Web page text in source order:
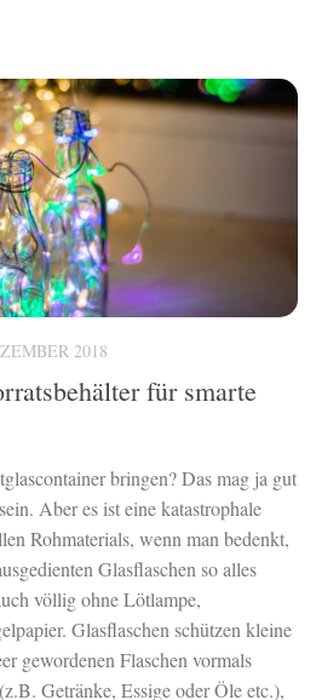
2018
für smarte
bringen? Das mag ja gut
Aber es ist eine katastrophale
Rohmaterials, wenn man bedenkt,
Glasflaschen so alles
völlig ohne Lötlampe,
Glasflaschen schützen kleine
gewordenen Flaschen vormals
Getränke, Essige oder Öle etc.),